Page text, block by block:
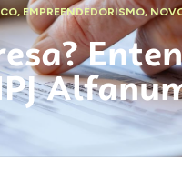
, EMPREENDEDORISMO,